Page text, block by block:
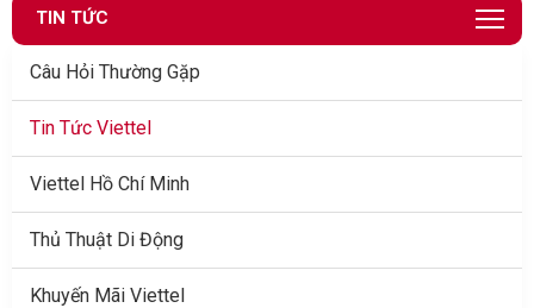
TIN TỨC
Câu Hỏi Thường Gặp
Tin Tức Viettel
Viettel Hồ Chí Minh
Thủ Thuật Di Động
Khuyến Mãi Viettel